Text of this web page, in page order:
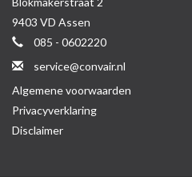
9403 VD Assen
085 - 0602220
service@convair.nl
Algemene voorwaarden
Privacyverklaring
Disclaimer